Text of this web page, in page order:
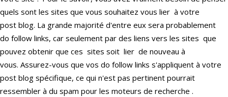
quels sont les sites que vous souhaitez vous lier à votre
post blog. La grande majorité d'entre eux sera probablement
do follow links, car seulement par des liens vers les sites que
pouvez obtenir que ces sites soit lier de nouveau à
vous. Assurez-vous que vos do follow links s'appliquent à votre
post blog spécifique, ce qui n'est pas pertinent pourrait
ressembler à du spam pour les moteurs de recherche .